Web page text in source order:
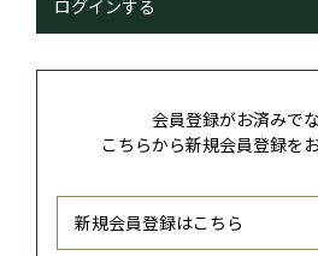
ログインする
会員登録がお済みでな
こちらから新規会員登録を
新規会員登録はこちら